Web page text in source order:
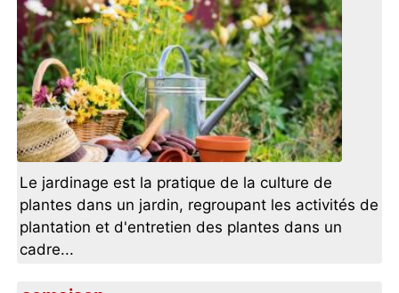
Le jardinage est la pratique de la culture de
plantes dans un jardin, regroupant les activités de
plantation et d'entretien des plantes dans un
cadre...